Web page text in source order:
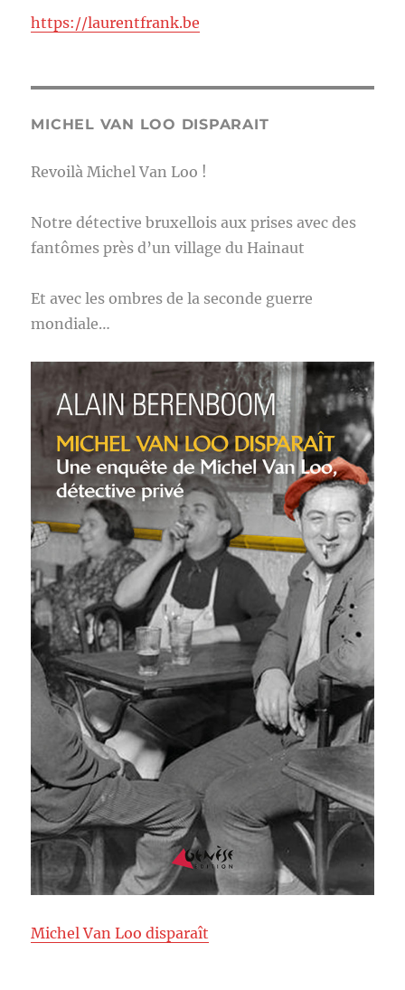
https://laurentfrank.be
MICHEL VAN LOO DISPARAIT
Revoilà Michel Van Loo !
Notre détective bruxellois aux prises avec des
fantômes près d’un village du Hainaut
Et avec les ombres de la seconde guerre
mondiale…
Michel Van Loo disparaît